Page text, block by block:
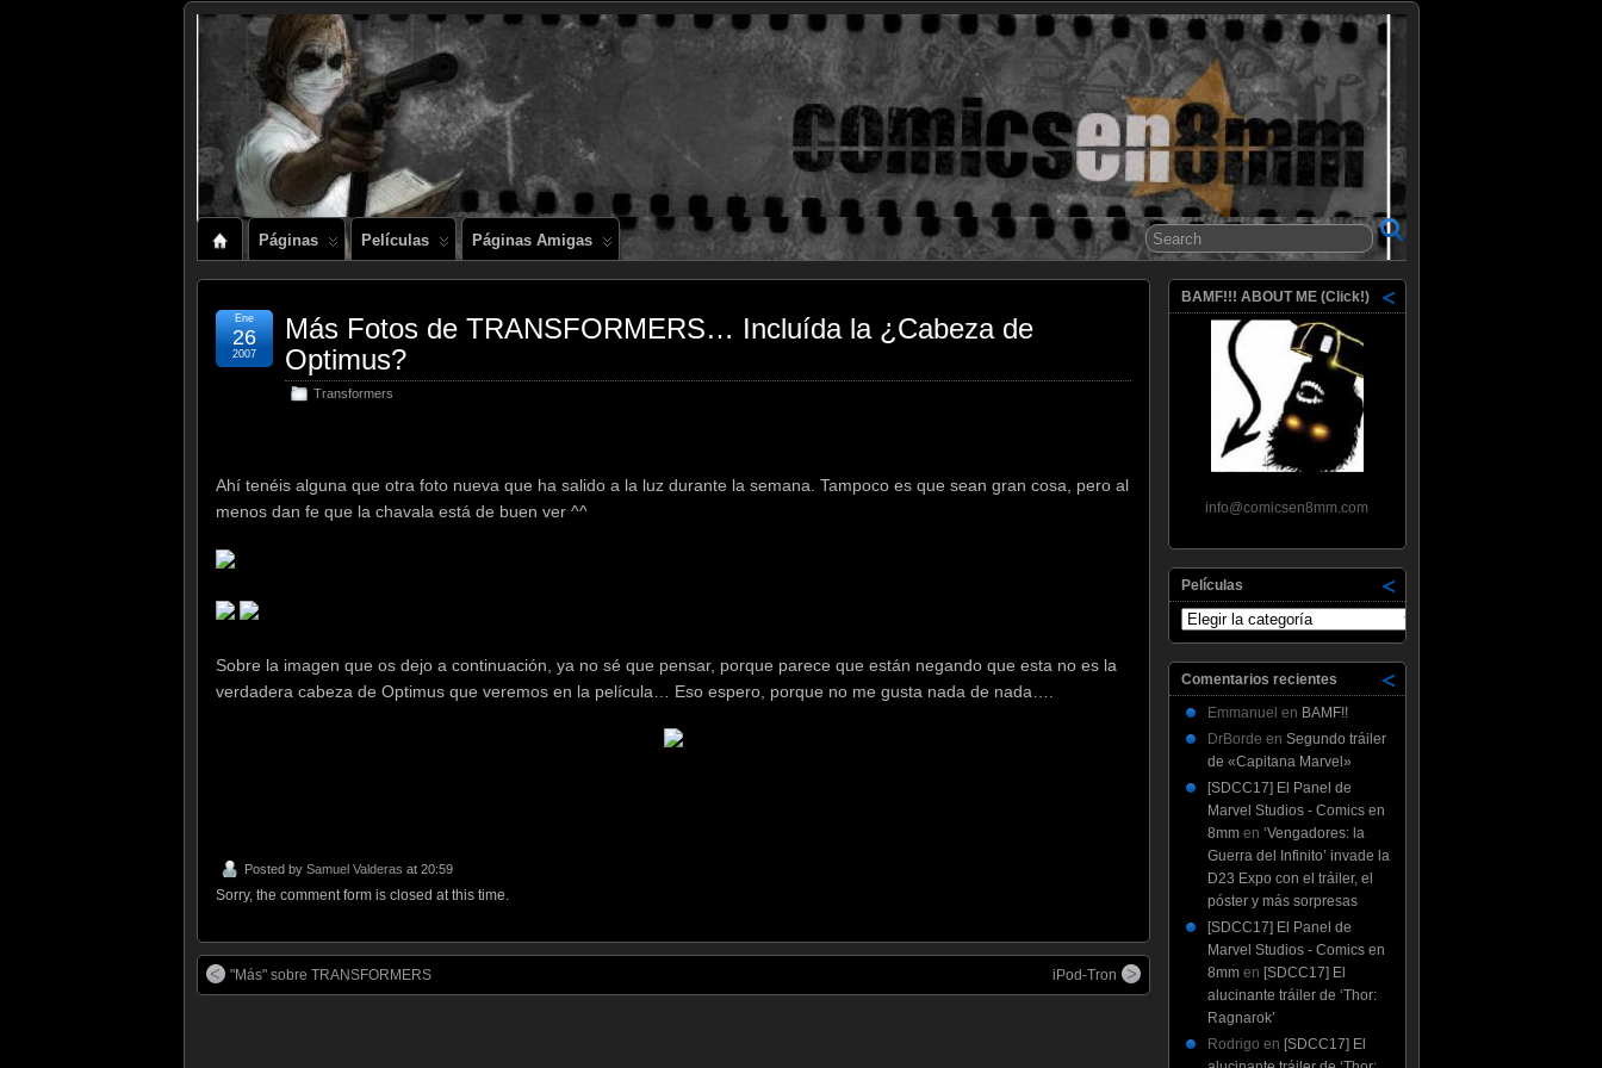
Comics en 8mm
Páginas Películas Páginas Amigas
Más Fotos de TRANSFORMERS… Incluída la ¿Cabeza de
Optimus?
Transformers
Ene
26
2007
Ahí tenéis alguna que otra foto nueva que ha salido a la luz durante la semana. Tampoco es que sean gran cosa, pero al
menos dan fe que la chavala está de buen ver ^^
Sobre la imagen que os dejo a continuación, ya no sé que pensar, porque parece que están negando que esta no es la
verdadera cabeza de Optimus que veremos en la película… Eso espero, porque no me gusta nada de nada….
Posted by Samuel Valderas at 20:59
Sorry, the comment form is closed at this time.
"Más" sobre TRANSFORMERS iPod-Tron
BAMF!!! ABOUT ME (Click!)
info@comicsen8mm.com
Películas
Películas
Comentarios recientes
Emmanuel en BAMF!!
DrBorde en Segundo tráiler
de «Capitana Marvel»
[SDCC17] El Panel de
Marvel Studios - Comics en
8mmen ‘Vengadores: la
Guerra del Infinito’ invade la
D23 Expo con el tráiler, el
póster y más sorpresas
[SDCC17] El Panel de
Marvel Studios - Comics en
8mmen [SDCC17] El
alucinante tráiler de ‘Thor:
Ragnarok’
Rodrigo en [SDCC17] El